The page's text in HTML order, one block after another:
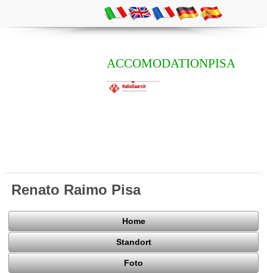
ACCOMODATIONPISA
Renato Raimo Pisa
Home
Standort
Foto